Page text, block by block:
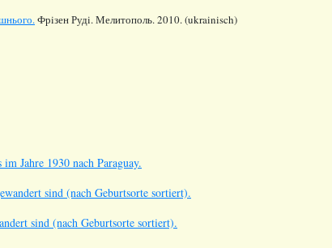
Фрiзен Рудi. Мелитополь. 2010. (ukrainisch)
Jahre 1930 nach Paraguay.
sind (nach Geburtsorte sortiert).
sind (nach Geburtsorte sortiert).